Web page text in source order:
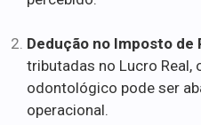
Dedução no Imposto de
tributadas no Lucro Real,
odontológico pode ser
operacional.